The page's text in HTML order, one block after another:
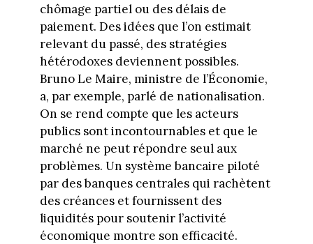
chômage partiel ou des délais de
paiement. Des idées que l’on estimait
relevant du passé, des stratégies
hétérodoxes deviennent possibles.
Bruno Le Maire, ministre de l’Économie,
a, par exemple, parlé de nationalisation.
On se rend compte que les acteurs
publics sont incontournables et que le
marché ne peut répondre seul aux
problèmes. Un système bancaire piloté
par des banques centrales qui rachètent
des créances et fournissent des
liquidités pour soutenir l’activité
économique montre son efficacité.